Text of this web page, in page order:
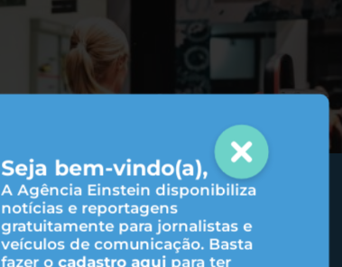
Seja bem-vindo(a),
A Agência Einstein disponibiliza
notícias e reportagens
gratuitamente para jornalistas e
veículos de comunicação. Basta
fazer ocadastro aqui para ter
Hipertrofia: 6 fatores que influenciam
nos resultados do treino